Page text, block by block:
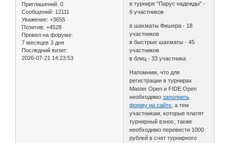
Приглашений: 0
Сообщений: 12111
Уважение: +3655
Позитив: +4528
Провел на форуме:
7 месяцев 3 дня
Последний визит:
2026-07-21 14:23:53
в турнире "Парус надежды" -
6 участников
в шахматы Фишера - 18
участников
в быстрые шахматы - 45
участников
в блиц - 33 участника
Напомним, что для
регистрации в турнирах
Master Open и FIDE Open
необходимозаполнить
форму на сайте , а тем
участникам, которые платят
турнирный взнос, также
необходимо перевести 1000
рублей в счет турнирного